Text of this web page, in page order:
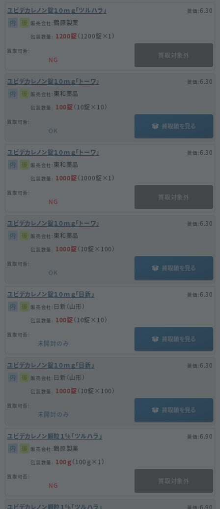
内 後
ユビデカレノン錠１０ｍｇ「ツルハラ」 6.30
1200錠（1200錠×1）
鶴原製薬
NG
買取対象外
内 後
ユビデカレノン錠１０ｍｇ「トーワ」 6.30
100錠（10錠×10）
東和薬品
OK
買取額を見る
内 後
ユビデカレノン錠１０ｍｇ「トーワ」 6.30
1000錠（1000錠×1）
東和薬品
NG
買取対象外
内 後
ユビデカレノン錠１０ｍｇ「トーワ」 6.30
1000錠（10錠×100）
東和薬品
OK
買取額を見る
内 後
ユビデカレノン錠１０ｍｇ「日新」 6.30
100錠（10錠×10）
日新（山形）
未開封のみ
買取額を見る
内 後
ユビデカレノン錠１０ｍｇ「日新」 6.30
1000錠（10錠×100）
日新（山形）
未開封のみ
買取額を見る
内 後
ユビデカレノン顆粒１％「ツルハラ」 6.90
100ｇ（100ｇ×1）
鶴原製薬
NG
買取対象外
ユビデカレノン顆粒１％「ツルハラ」 6.90